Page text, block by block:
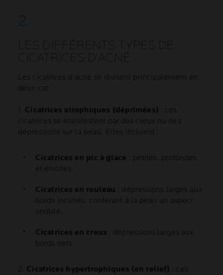
LES DIFFÉRENTS TYPES DE
CICATRICES D'ACNÉ
Les cicatrices d'acné se divisent principalement en
deux cat:
1. Cicatrices atrophiques (déprimées) : ces
cicatrices se manifestent par des creux ou des
dépressions sur la peau. Elles incluent :
Cicatrices en pic à glace : petites, profondes
et étroites.
Cicatrices en rouleau
: dépressions larges aux
bords inclinés, conférant à la peau un aspect
ondulé.
Cicatrices en creux
: dépressions larges aux
bords nets.
2. Cicatrices hypertrophiques (en relief)
: ces